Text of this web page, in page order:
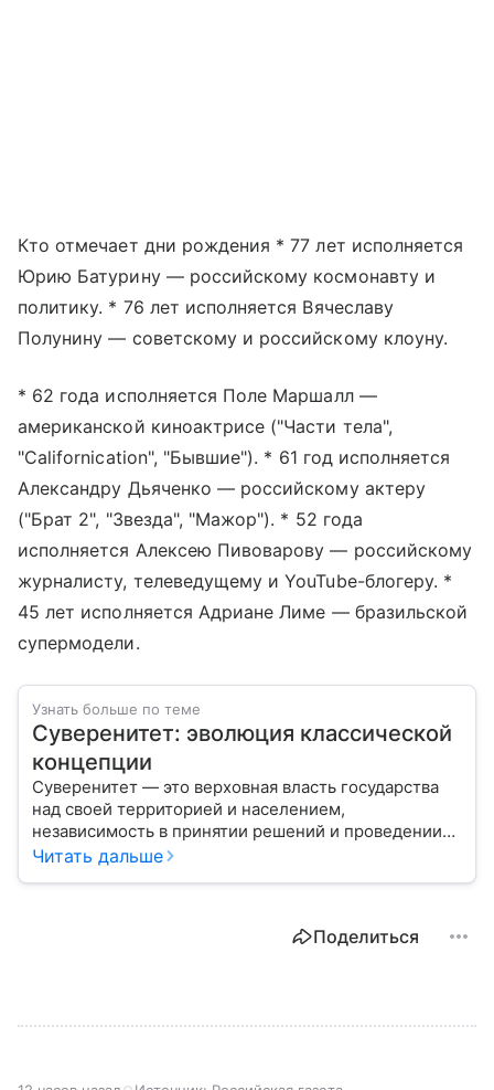
Кто отмечает дни рождения * 77 лет исполняется
Юрию Батурину — российскому космонавту и
политику. * 76 лет исполняется Вячеславу
Полунину — советскому и российскому клоуну.
* 62 года исполняется Поле Маршалл —
американской киноактрисе ("Части тела",
"Californication", "Бывшие"). * 61 год исполняется
Александру Дьяченко — российскому актеру
("Брат 2", "Звезда", "Мажор"). * 52 года
исполняется Алексею Пивоварову — российскому
журналисту, телеведущему и YouTube-блогеру. *
45 лет исполняется Адриане Лиме — бразильской
супермодели.
Узнать больше по теме
Суверенитет: эволюция классической
концепции
Суверенитет — это верховная власть государства
над своей территорией и населением,
независимость в принятии решений и проведении
внешней политики.
Читать дальше
Поделиться